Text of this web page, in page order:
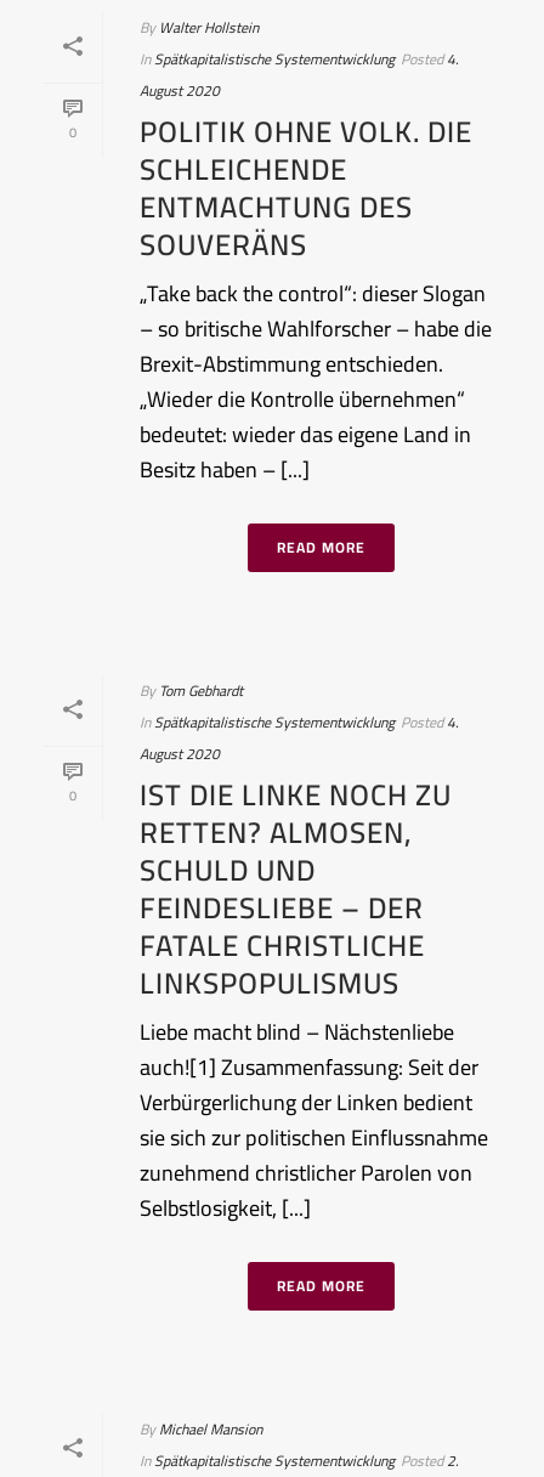
0
By Walter Hollstein
InSpätkapitalistische Systementwicklung Posted4.
August 2020
POLITIK OHNE VOLK. DIE
SCHLEICHENDE
ENTMACHTUNG DES
SOUVERÄNS
„Take back the control“: dieser Slogan
– so britische Wahlforscher – habe die
Brexit-Abstimmung entschieden.
„Wieder die Kontrolle übernehmen“
bedeutet: wieder das eigene Land in
Besitz haben – [...]
READ MORE
0
By Tom Gebhardt
InSpätkapitalistische Systementwicklung Posted4.
August 2020
IST DIE LINKE NOCH ZU
RETTEN? ALMOSEN,
SCHULD UND
FEINDESLIEBE – DER
FATALE CHRISTLICHE
LINKSPOPULISMUS
Liebe macht blind – Nächstenliebe
auch![1] Zusammenfassung: Seit der
Verbürgerlichung der Linken bedient
sie sich zur politischen Einflussnahme
zunehmend christlicher Parolen von
Selbstlosigkeit, [...]
READ MORE
ByMichael Mansion
InSpätkapitalistische Systementwicklung Posted2.